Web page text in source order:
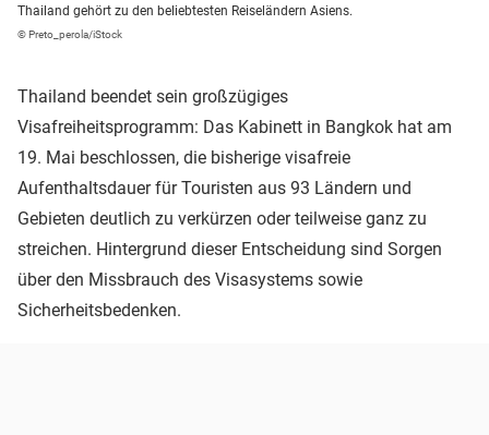
Thailand gehört zu den beliebtesten Reiseländern Asiens.
© Preto_perola/iStock
Thailand beendet sein großzügiges
Visafreiheitsprogramm: Das Kabinett in Bangkok hat am
19. Mai beschlossen, die bisherige visafreie
Aufenthaltsdauer für Touristen aus 93 Ländern und
Gebieten deutlich zu verkürzen oder teilweise ganz zu
streichen. Hintergrund dieser Entscheidung sind Sorgen
über den Missbrauch des Visasystems sowie
Sicherheitsbedenken.